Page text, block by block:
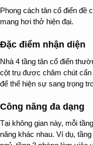
Phong cách tân cổ điển đề
mang hơi thở hiện đại.
Đặc điểm nhận diện
Nhà 4 tầng tân cổ điển
cột trụ được chăm chút cẩn
để thể hiện sự sang trọng
Công năng đa dạng
Tại không gian này, mỗi
năng khác nhau. Ví dụ,